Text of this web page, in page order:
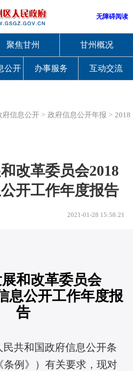
无障碍阅读
聚焦甘州 甘州概况
公开 办事服务 互动交流
府信息公开 >政府信息公开年报 > 2018
改革委员会2018
开工作年度报告
2021-01-28 15:58:21
和改革委员会
息公开工作年度报
告
共和国政府信息公开条
条例》）有关要求，现对